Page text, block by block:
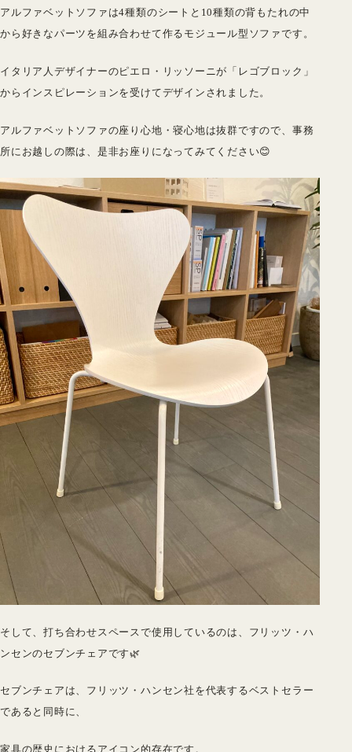
アルファベットソファは4種類のシートと10種類の背もたれの中
から好きなパーツを組み合わせて作るモジュール型ソファです。
イタリア人デザイナーのピエロ・リッソーニが「レゴブロック」
からインスピレーションを受けてデザインされました。
アルファベットソファの座り心地・寝心地は抜群ですので、事務
所にお越しの際は、是非お座りになってみてください😊
そして、打ち合わせスペースで使用しているのは、フリッツ・ハ
ンセンのセブンチェアです🌿
セブンチェアは、フリッツ・ハンセン社を代表するベストセラー
であると同時に、
家具の歴史におけるアイコン的存在です。